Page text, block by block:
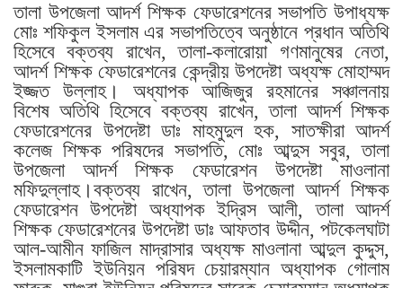
তালা উপজেলা আদর্শ শিক্ষক ফেডারেশনের সভাপতি উপাধ্যক্ষ
মোঃ শফিকুল ইসলাম এর সভাপতিত্বে অনুষ্ঠানে প্রধান অতিথি
হিসেবে বক্তব্য রাখেন, তালা-কলারোয়া গণমানুষের নেতা,
আদর্শ শিক্ষক ফেডারেশনের কেন্দ্রীয় উপদেষ্টা অধ্যক্ষ মোহাম্মদ
ইজ্জত উল্লাহ। অধ্যাপক আজিজুর রহমানের সঞ্চালনায়
বিশেষ অতিথি হিসেবে বক্তব্য রাখেন, তালা আদর্শ শিক্ষক
ফেডারেশনের উপদেষ্টা ডাঃ মাহমুদুল হক, সাতক্ষীরা আদর্শ
কলেজ শিক্ষক পরিষদের সভাপতি, মোঃ আব্দুস সবুর, তালা
উপজেলা আদর্শ শিক্ষক ফেডারেশন উপদেষ্টা মাওলানা
মফিদুল্লাহ।বক্তব্য রাখেন, তালা উপজেলা আদর্শ শিক্ষক
ফেডারেশন উপদেষ্টা অধ্যাপক ইদ্রিস আলী, তালা আদর্শ
শিক্ষক ফেডারেশনের উপদেষ্টা ডাঃ আফতাব উদ্দীন, পটকেলঘাটা
আল-আমীন ফাজিল মাদ্রাসার অধ্যক্ষ মাওলানা আব্দুল কুদ্দুস,
ইসলামকাটি ইউনিয়ন পরিষদ চেয়ারম্যান অধ্যাপক গোলাম